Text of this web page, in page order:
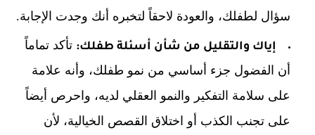
سؤال لطفلك، والعودة لاحقاً لتخبره أنك وجدت الإجابة.
إياك والتقليل من شأن أسئلة طفلك: تأكد تماماً
أن الفضول جزء أساسي من نمو طفلك، وأنه علامة
على سلامة التفكير والنمو العقلي لديه، واحرص أيضاً
على تجنب الكذب أو اختلاق القصص الخيالية، لأن